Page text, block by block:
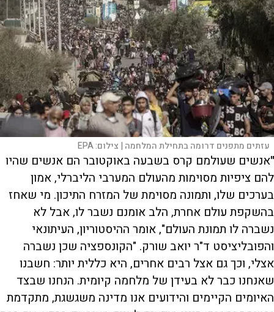
עזתים מתפנים דרומה בתחילת המלחמה | צילום:EPA
"אנשים שעולמם קרס בשבעה באוקטובר הם אנשים שהיו
להם ציפיות מסוימות מהעולם המערבי הליברלי, אמון
בערכים שלו, ותמונה מסוימת של המזרח התיכון. מי שאחז
בהשקפת עולם אחרת, הלב אומנם נשבר לו, אבל לא
נשברה לו תמונת העולם", אומר ההיסטוריון, העיתונאי
והפובליציסט ד"ר יואב שורק. "הקונספציה שכן נשברה
אצלי, וכך גם אצל רבים אחרים, היא כללית יותר: חשבנו
שאנחנו כבר לא בעידן של מלחמה קיומית. הנחנו שבצד
האיומים הקיימים והידועים אנו מדינה משגשגת, מתקדמת